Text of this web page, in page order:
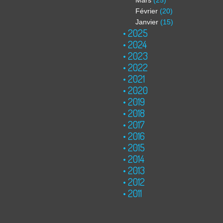
Février (20)
Janvier (15)
2025
2024
2023
2022
2021
2020
2019
2018
2017
2016
2015
2014
2013
2012
2011